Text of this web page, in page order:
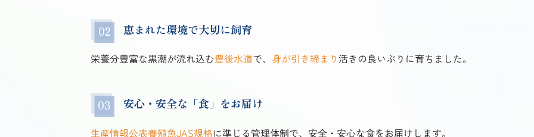
恵まれた環境で大切に飼育
栄養分豊富な黒潮が流れ込む豊後水道で、 身が引き締まり 活きの良いぶりに育ちました。
安心・安全な「食」をお届け
生産情報公表養殖魚JAS規格に準じる管理体制で、安全・安心な食をお届けします。